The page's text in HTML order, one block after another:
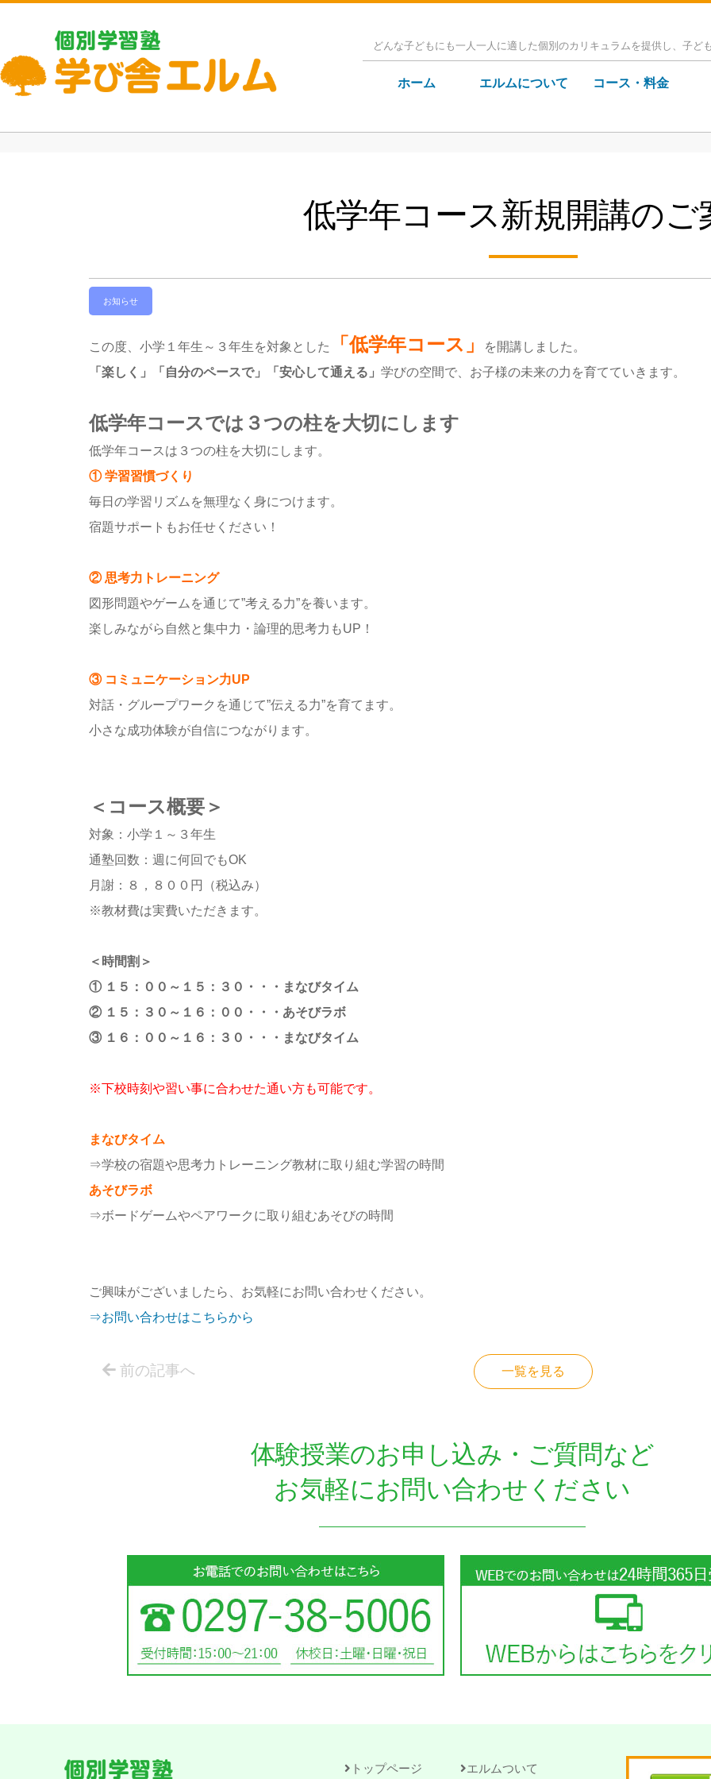
どんな子どもにも一人一人に適した個別のカリキュラムを提供し、子ど
ホーム エルムについて コース・料金
低学年コース新規開講のご
お知らせ
この度、小学１年生～３年生を対象とした 「低学年コース」
を開講しました。
「楽しく」「自分のペースで」「安心して通える」 学びの空間で、お子様の未来の力を育てていきます。
低学年コースでは３つの柱を大切にします
低学年コースは３つの柱を大切にします。
① 学習習慣づくり
毎日の学習リズムを無理なく身につけます。
宿題サポートもお任せください！
② 思考力トレーニング
図形問題やゲームを通じて”考える力”を養います。
楽しみながら自然と集中力・論理的思考力もUP！
③ コミュニケーション力UP
対話・グループワークを通じて”伝える力”を育てます。
小さな成功体験が自信につながります。
＜コース概要＞
対象：小学１～３年生
通塾回数：週に何回でもOK
月謝：８，８００円（税込み）
※教材費は実費いただきます。
＜時間割＞
① １５：００～１５：３０・・・まなびタイム
② １５：３０～１６：００・・・あそびラボ
③ １６：００～１６：３０・・・まなびタイム
※下校時刻や習い事に合わせた通い方も可能です。
まなびタイム
⇒学校の宿題や思考力トレーニング教材に取り組む学習の時間
あそびラボ
⇒ボードゲームやペアワークに取り組むあそびの時間
ご興味がございましたら、お気軽にお問い合わせください。
⇒お問い合わせはこちらから
前の記事へ 一覧を見る
体験授業のお申し込み・ご質問など
お気軽にお問い合わせください
トップページ エルムついて